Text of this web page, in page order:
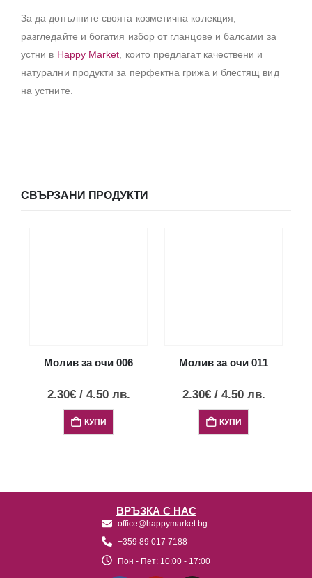
За да допълните своята козметична колекция,
разгледайте и богатия избор от гланцове и балсами за
устни в Happy Market, които предлагат качествени и
натурални продукти за перфектна грижа и блестящ вид
на устните.
СВЪРЗАНИ ПРОДУКТИ
Молив за очи 006
2.30€ / 4.50 лв.
КУПИ
Молив за очи 011
2.30€ / 4.50 лв.
КУПИ
ВРЪЗКА С НАС
office@happymarket.bg
+359 89 017 7188
Пон - Пет: 10:00 - 17:00